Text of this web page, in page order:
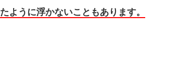
ように浮かないこともあります。